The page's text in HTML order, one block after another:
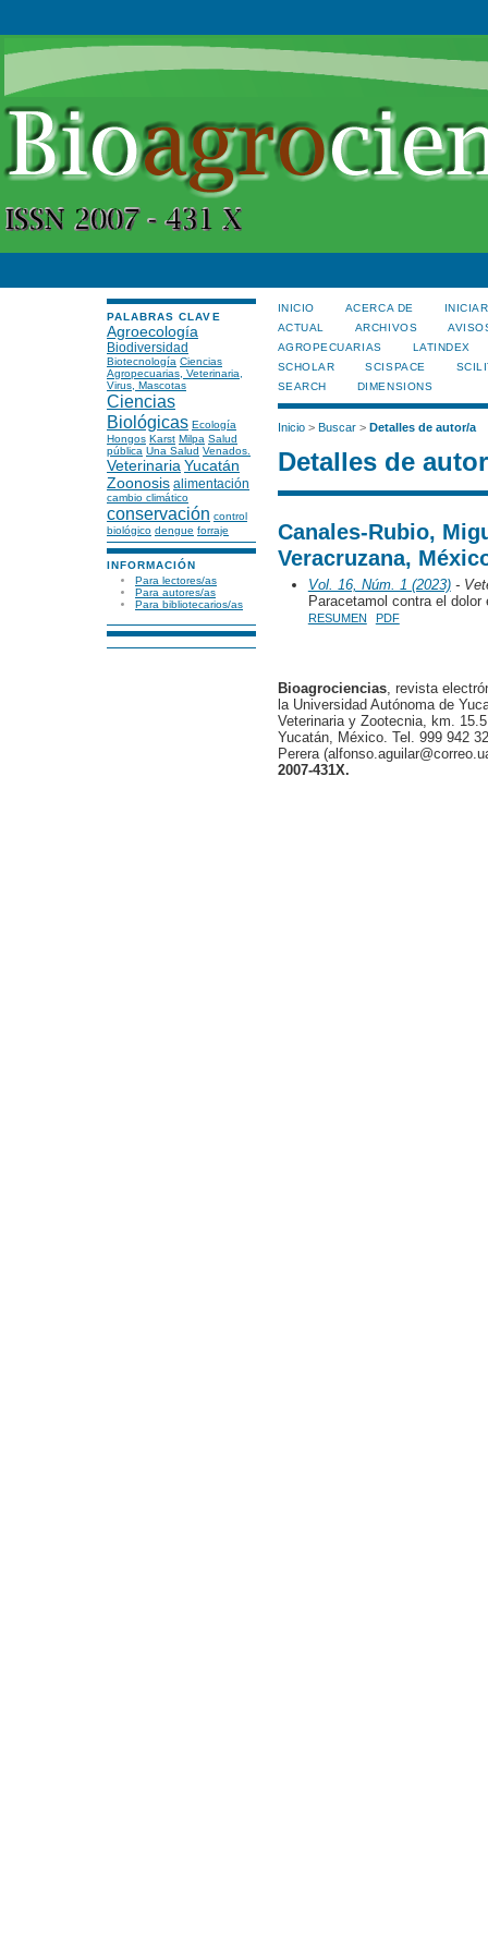
PALABRAS CLAVE
Agroecología
Biodiversidad
Biotecnología Ciencias
Agropecuarias, Veterinaria,
Virus, Mascotas
Ciencias
Biológicas Ecología
Hongos Karst Milpa Salud
pública Una Salud Venados.
Veterinaria Yucatán
Zoonosis alimentación
cambio climático
conservación control
biológico dengue forraje
INFORMACIÓN
Para lectores/as
Para autores/as
Para bibliotecarios/as
INICIO ACERCA DE
ACTUAL
ARCHIVOS
AGROPECUARIAS
LATINDEX
SCHOLAR
SCISPACE
SEARCH
DIMENSIONS
Inicio> Buscar> Detalles de autor/a
Detalles de
Canales-Rubio,
Veracruzana,
Vol. 16, Núm. 1 (2023)-
Paracetamol contra el
RESUMEN PDF
Bioagrociencias, revista
la Universidad Autónoma de
Veterinaria y Zootecnia, km.
Yucatán, México. Tel. 999 942
Perera
2007-431X.